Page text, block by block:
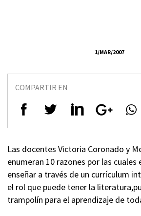
1/MAR/2007
COMPARTIR EN
Las docentes Victoria Coronado y
enumeran 10 razones por las cuales
enseñar a través de un currículum
el rol que puede tener la
trampolín para el aprendizaje de